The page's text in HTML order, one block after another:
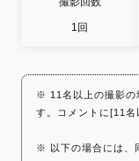
1回
※ 11名以上の撮影の
す。コメントに[11名
※ 以下の場合には、